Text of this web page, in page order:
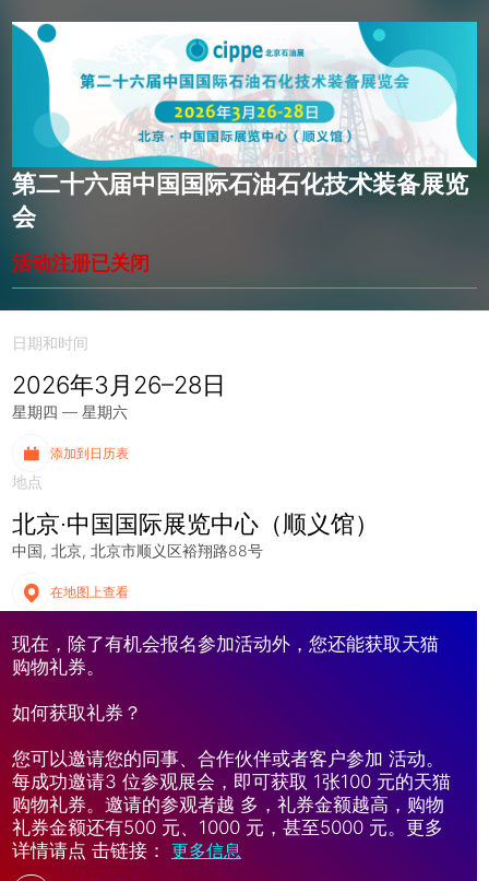
第二十六届中国国际石油石化技术装备展览
会
活动注册已关闭
日期和时间
2026年3月26–28日
星期四 — 星期六
添加到日历表
地点
北京·中国国际展览中心（顺义馆）
中国 北京 北京市顺义区裕翔路88号
在地图上查看
现在，除了有机会报名参加活动外，您还能获取天猫
购物礼券。
如何获取礼券？
您可以邀请您的同事、合作伙伴或者客户参加 活动。
每成功邀请3 位参观展会，即可获取 1张100 元的天猫
购物礼券。邀请的参观者越 多，礼券金额越高，购物
礼券金额还有500 元、1000 元，甚至5000 元。更多
详情请点 击链接： 更多信息